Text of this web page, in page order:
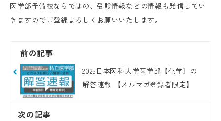
医学部予備校ならではの、受験情報などの情報も発信してい
きますのでご登録よろしくお願いいたします。
前の記事
2025日本医科大学医学部【化学】の
解答速報 【メルマガ登録者限定】
次の記事